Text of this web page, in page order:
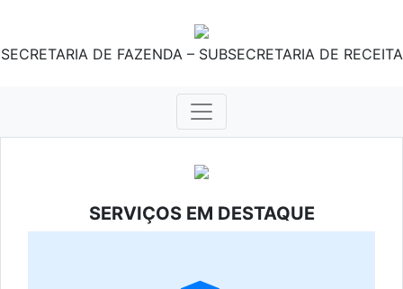
SECRETARIA DE FAZENDA – SUBSECRETARIA DE RECEITA
SERVIÇOS EM DESTAQUE